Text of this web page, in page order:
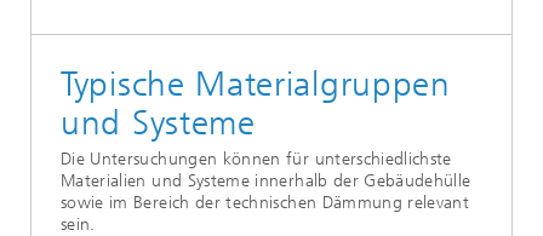
Typische Materialgruppen
und Systeme
Die Untersuchungen können für unterschiedlichste
Materialien und Systeme innerhalb der Gebäudehülle
sowie im Bereich der technischen Dämmung relevant
sein.